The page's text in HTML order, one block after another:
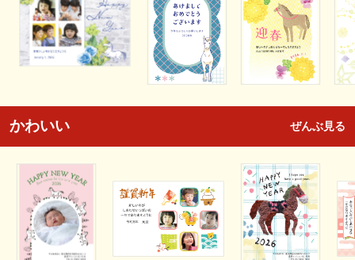
かわいい ぜんぶ見る